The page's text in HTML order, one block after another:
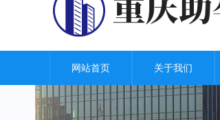
网站首页 关于我们